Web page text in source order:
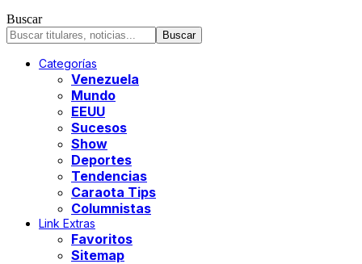
Buscar
Categorías
Venezuela
Mundo
EEUU
Sucesos
Show
Deportes
Tendencias
Caraota Tips
Columnistas
Link Extras
Favoritos
Sitemap